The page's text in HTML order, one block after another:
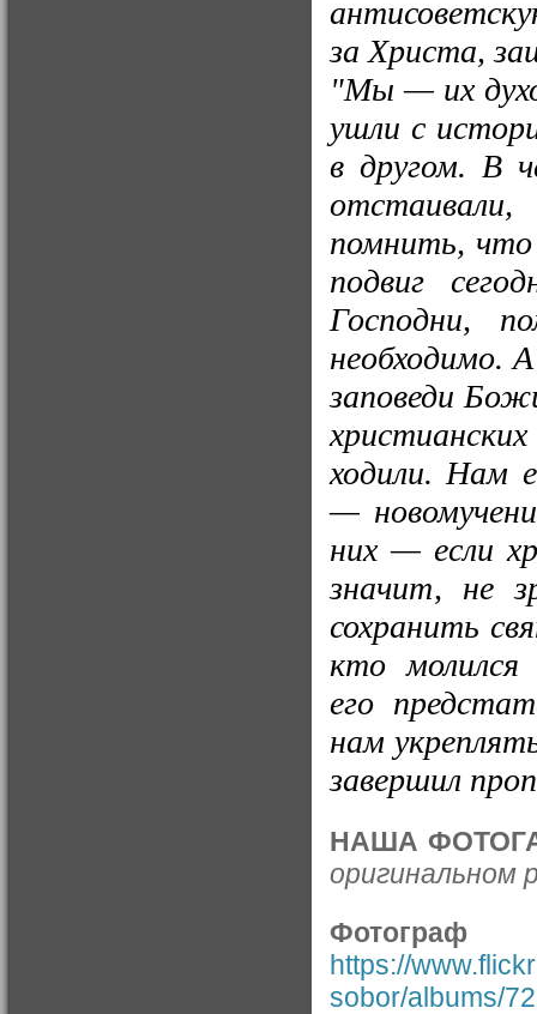
за Христа,
"Мы — их
ушли с
в другом. В
помнить,
подвиг
Господни,
необходимо.
заповеди
ходили. Нам
—
них — если
значит, не
сохранить
кто молился
его
нам
завершил
НАША
оригинальном
https://
sobor/albums/